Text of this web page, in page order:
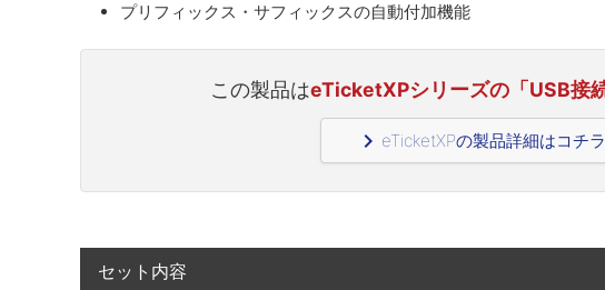
プリフィックス・サフィックスの自動付加機能
この製品はeTicketXPシリーズの「USB接続
navigate_next eTicketXPの製品詳細はコチラ
セット内容